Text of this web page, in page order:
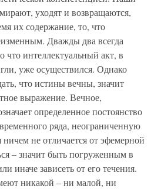
уходят и возвращаются,
их содержание, то, что
Дважды два всегда
что интеллектуальный акт, в
уже осуществился. Однако
что истины вечны, значит
выражение. Вечное,
определенное постоянство
ряда, неограниченную
ничем не отличается от эфемерной
– значит быть погруженным в
иначе зависеть от его течения.
никакой – ни малой, ни